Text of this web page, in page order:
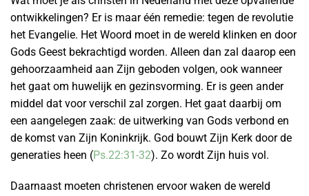
ontwikkelingen? Er is maar één remedie: tegen de revolutie
het Evangelie. Het Woord moet in de wereld klinken en door
Gods Geest bekrachtigd worden. Alleen dan zal daarop een
gehoorzaamheid aan Zijn geboden volgen, ook wanneer
het gaat om huwelijk en gezinsvorming. Er is geen ander
middel dat voor verschil zal zorgen. Het gaat daarbij om
een aangelegen zaak: de uitwerking van Gods verbond en
de komst van Zijn Koninkrijk. God bouwt Zijn Kerk door de
generaties heen (Ps.22:31-32). Zo wordt Zijn huis vol.
Daarnaast moeten christenen ervoor waken de wereld